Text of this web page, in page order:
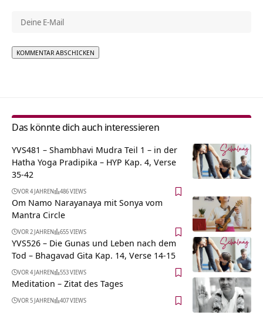
Das könnte dich auch interessieren
YVS481 – Shambhavi Mudra Teil 1 – in der
Hatha Yoga Pradipika – HYP Kap. 4, Verse
35-42
VOR 4 JAHREN 486 VIEWS
Om Namo Narayanaya mit Sonya vom
Mantra Circle
VOR 2 JAHREN 655 VIEWS
YVS526 – Die Gunas und Leben nach dem
Tod – Bhagavad Gita Kap. 14, Verse 14-15
VOR 4 JAHREN 553 VIEWS
Meditation – Zitat des Tages
VOR 5 JAHREN 407 VIEWS